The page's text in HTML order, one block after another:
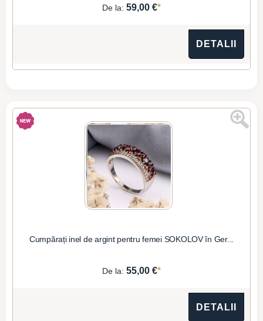
De la: 59,00 €*
DETALII
Cumpărați inel de argint pentru femei SOKOLOV în Ger...
De la: 55,00 €*
DETALII